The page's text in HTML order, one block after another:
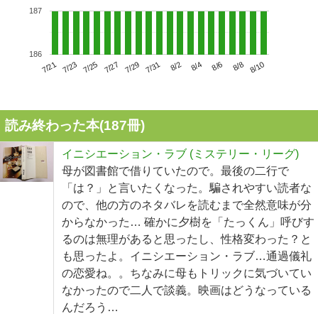
7/21 7/23 7/25 7/27 7/29 7/31 8/2 8/4 8/6 8/8 8/10
186
187
読み終わった本(187冊)
イニシエーション・ラブ (ミステリー・リーグ)
母が図書館で借りていたので。最後の二行で
「は？」と言いたくなった。騙されやすい読者な
ので、他の方のネタバレを読むまで全然意味が分
からなかった… 確かに夕樹を「たっくん」呼びす
るのは無理があると思ったし、性格変わった？と
も思ったよ。イニシエーション・ラブ…通過儀礼
の恋愛ね。。ちなみに母もトリックに気づいてい
なかったので二人で談義。映画はどうなっている
んだろう…